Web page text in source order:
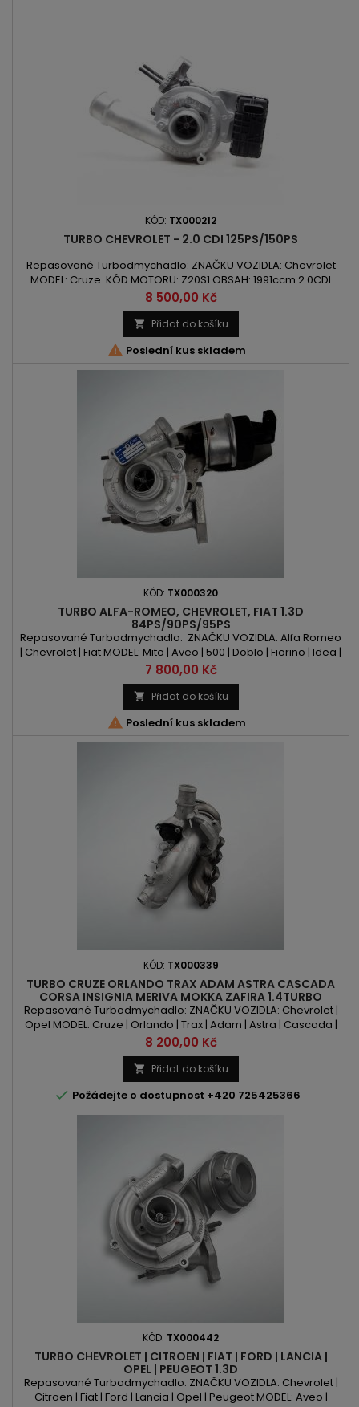
KÓD: TX000212
TURBO CHEVROLET - 2.0 CDI 125PS/150PS
Repasované Turbodmychadlo: ZNAČKU VOZIDLA: Chevrolet
MODEL: Cruze KÓD MOTORU: Z20S1 OBSAH: 1991ccm 2.0CDI
VÝKON: 92kW/125PS / 110kW/150PS ROK VÝROBY: 2008 -
Cena
8 500,00 Kč
 Přidat do košíku
 Poslední kus skladem
KÓD: TX000320
TURBO ALFA-ROMEO, CHEVROLET, FIAT 1.3D
84PS/90PS/95PS
Repasované Turbodmychadlo: ZNAČKU VOZIDLA: Alfa Romeo
| Chevrolet | Fiat MODEL: Mito | Aveo | 500 | Doblo | Fiorino | Idea |
Punto | Punto Evo | Qubo | Strada | Musa | Ypsilon | Astra |
Combo | Corsa | Meriva KÓD MOTORU: LSF | A 13 DTE | A 13 FD | A
13 DTR | Z 13 DTE | 199 B1.000 | 199 A3.000 | 199 B4.000 OBSAH: 1248
ccm 1.3D | 1.3 JTDM | 1.3 Multijet |...
Cena
7 800,00 Kč
 Přidat do košíku
 Poslední kus skladem
KÓD: TX000339
TURBO CRUZE ORLANDO TRAX ADAM ASTRA CASCADA
CORSA INSIGNIA MERIVA MOKKA ZAFIRA 1.4TURBO
100PS/120PS/140PS/150PS
Repasované Turbodmychadlo: ZNAČKU VOZIDLA: Chevrolet |
Opel MODEL: Cruze | Orlando | Trax | Adam | Astra | Cascada |
Corsa | Insignia | Meriva | Mokka | Zafira KÓD MOTORU: A14NEL |
A14NET | B14NEH | B14NEJ OBSAH: 1364ccm 1.4 Turbo VÝKON:
100PS/74kW | 120PS/88kW | 140PS/103kW | 150PS/110kW ROK
VÝROBY: 2010 -
Cena
8 200,00 Kč
 Přidat do košíku
 Požádejte o dostupnost +420 725425366
KÓD: TX000442
TURBO CHEVROLET | CITROEN | FIAT | FORD | LANCIA |
OPEL | PEUGEOT 1.3D
Repasované Turbodmychadlo: ZNAČKU VOZIDLA: Chevrolet |
Citroen | Fiat | Ford | Lancia | Opel | Peugeot MODEL: Aveo |